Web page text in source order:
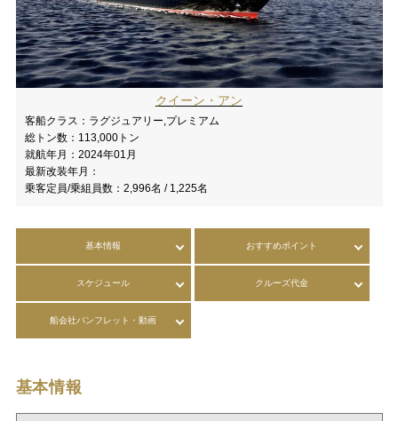
クイーン・アン
客船クラス： ラグジュアリー,プレミアム
総トン数： 113,000トン
就航年月： 2024年01月
最新改装年月：
乗客定員/乗組員数： 2,996名 / 1,225名
基本情報 おすすめポイント
スケジュール クルーズ代金
船会社パンフレット・動画
基本情報